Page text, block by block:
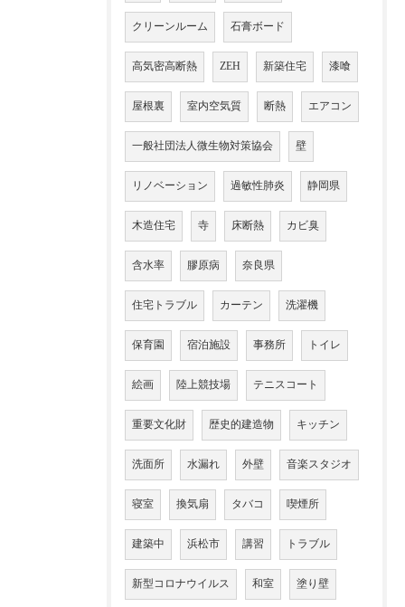
クリーンルーム 石膏ボード
高気密高断熱 ZEH 新築住宅 漆喰
屋根裏 室内空気質 断熱 エアコン
一般社団法人微生物対策協会 壁
リノベーション 過敏性肺炎 静岡県
木造住宅 寺 床断熱 カビ臭
含水率 膠原病 奈良県
住宅トラブル カーテン 洗濯機
保育園 宿泊施設 事務所 トイレ
絵画 陸上競技場 テニスコート
重要文化財 歴史的建造物 キッチン
洗面所 水漏れ 外壁 音楽スタジオ
寝室 換気扇 タバコ 喫煙所
建築中 浜松市 講習 トラブル
新型コロナウイルス 和室 塗り壁